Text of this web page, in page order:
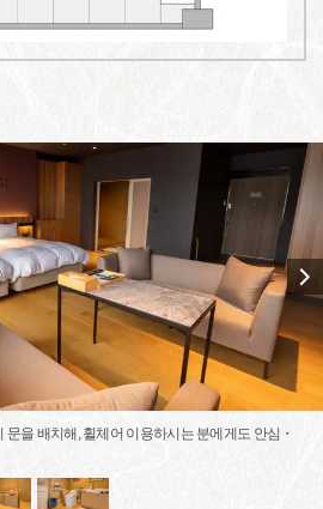
을 배치해, 휠체어 이용하시는 분에게도 안심・